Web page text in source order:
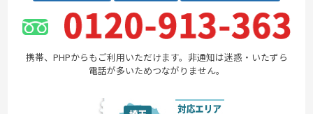
携帯、PHPからもご利用いただけます。非通知は迷惑・いたずら
電話が多いためつながりません。